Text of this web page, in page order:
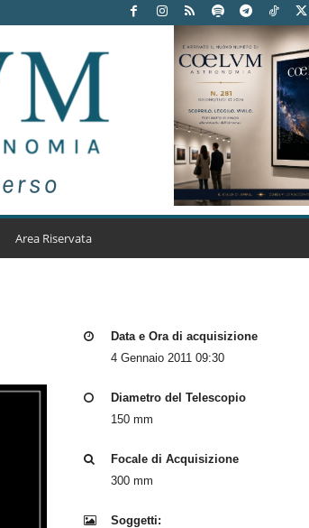
Area Riservata
Data e Ora di acquisizione
4 Gennaio 2011 09:30
Diametro del Telescopio
150 mm
Focale di Acquisizione
300 mm
Soggetti: